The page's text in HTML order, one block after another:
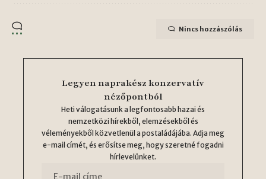
Nincs hozzászólás
Legyen naprakész konzervatív
nézőpontból
Heti válogatásunk a legfontosabb hazai és
nemzetközi hírekből, elemzésekből és
véleményekből közvetlenül a postaládájába. Adja meg
e-mail címét, és erősítse meg, hogy szeretné fogadni
hírlevelünket.